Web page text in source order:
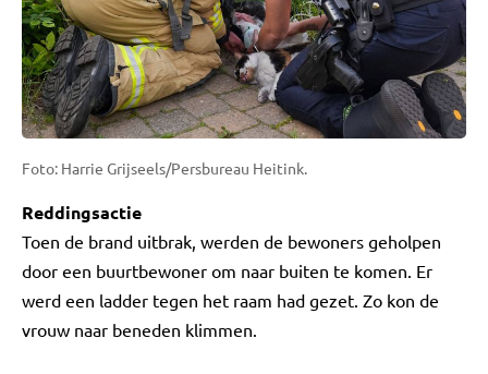
Foto: Harrie Grijseels/Persbureau Heitink.
Reddingsactie
Toen de brand uitbrak, werden de bewoners geholpen
door een buurtbewoner om naar buiten te komen. Er
werd een ladder tegen het raam had gezet. Zo kon de
vrouw naar beneden klimmen.